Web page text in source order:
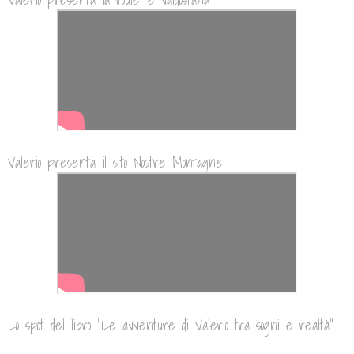
Valerio presenta il sito Nostre Montagne
Lo spot del libro "Le avventure di Valerio tra sogni e realtà"